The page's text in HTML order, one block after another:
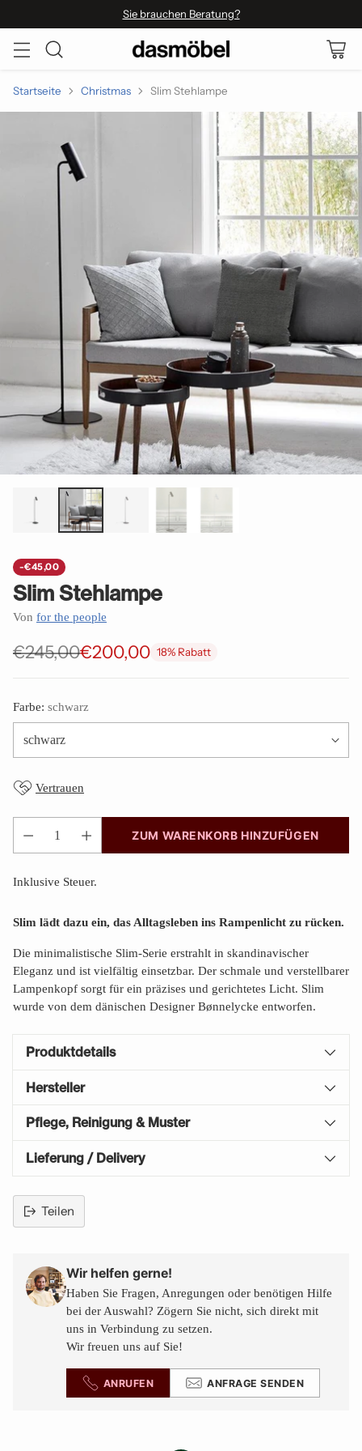
Sie brauchen Beratung?
Startseite Christmas Slim Stehlampe
-€45,00
Slim Stehlampe
Von for the people
Normaler
€245,00€200,00 18% Rabatt
Farbe: schwarz
Vertrauen
Anzahl
ZUM WARENKORB HINZUFÜGEN
Inklusive Steuer.
Slim lädt dazu ein, das Alltagsleben ins Rampenlicht zu rücken.
Die minimalistische Slim-Serie erstrahlt in skandinavischer
Eleganz und ist vielfältig einsetzbar. Der schmale und verstellbarer
Lampenkopf sorgt für ein präzises und gerichtetes Licht. Slim
wurde von dem dänischen Designer Bønnelycke entworfen.
Produktdetails
Hersteller
Pflege, Reinigung & Muster
Lieferung / Delivery
Teilen
den
Warenkorb
legen
Wir helfen gerne!
Haben Sie Fragen, Anregungen oder benötigen Hilfe
bei der Auswahl? Zögern Sie nicht, sich direkt mit
uns in Verbindung zu setzen.
Wir freuen uns auf Sie!
ANRUFEN ANFRAGE SENDEN